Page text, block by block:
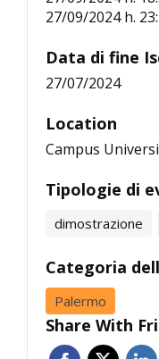
27/09/2024 h.
Data di fine
27/07/2024
Location
Campus
Tipologie di
dimostrazione
Categoria
Palermo
Share With